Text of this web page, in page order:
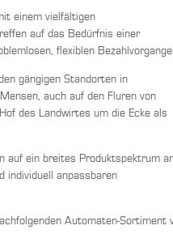
einem vielfältigen
auf das Bedürfnis einer
flexiblen
gängigen Standorten in
auch auf den Fluren von
des Landwirtes um die Ecke als
auf ein breites Produktspektrum
individuell anpassbaren
Automaten-Sortiment